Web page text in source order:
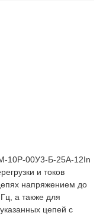
10Р-00У3-Б-25А-12In
и токов
напряжением до
а также для
цепей с